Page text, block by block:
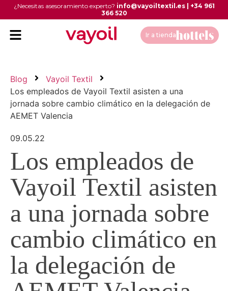
¿Necesitas asesoramiento experto? info@vayoiltextil.es| +34 961
366 520
Ir a tienda
Blog
Vayoil Textil
Los empleados de Vayoil Textil asisten a una
jornada sobre cambio climático en la delegación de
AEMET Valencia
09.05.22
Los empleados de
Vayoil Textil asisten
a una jornada sobre
cambio climático en
la delegación de